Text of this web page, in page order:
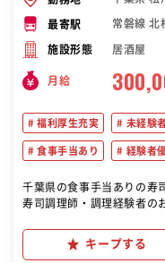
最寄駅 常磐線 北
施設形態 居酒屋
月給
福利厚生充実 未経験
食事手当あり 経験者
千葉県の食事手当ありの寿
寿司調理師・調理経験者の
活かして、お客様に美味し
た、店舗の衛生管理や清掃
キープする